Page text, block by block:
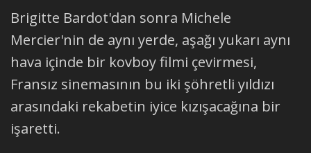
Brigitte Bardot'dan sonra Michele
Mercier'nin de aynı yerde, aşağı yukarı aynı
hava içinde bir kovboy filmi çevirmesi,
Fransız sinemasının bu iki şöhretli yıldızı
arasındaki rekabetin iyice kızışacağına bir
işaretti.